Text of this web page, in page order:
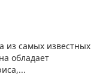
из самых известных
обладает